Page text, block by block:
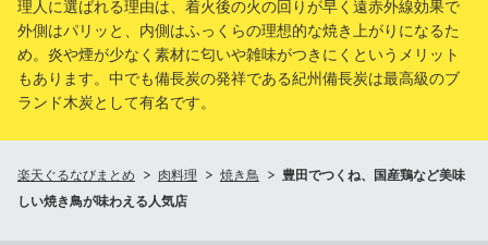
理人に選ばれる理由は、着火後の火の回りが早く遠赤外線効果で
外側はパリッと、内側はふっくらの理想的な焼き上がりになるた
め。炎や煙が少なく素材に匂いや雑味がつきにくというメリット
もあります。中でも備長炭の発祥である紀州備長炭は最高級のブ
ランド木炭として有名です。
楽天ぐるなびまとめ 肉料理 焼き鳥
豊田でつくね、国産鶏など美味
しい焼き鳥が味わえる人気店